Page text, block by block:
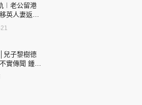
︱老公留港
英人妻返港
個小三崩
兒子黎樹德
實傳聞 鍾志
：冇經濟問